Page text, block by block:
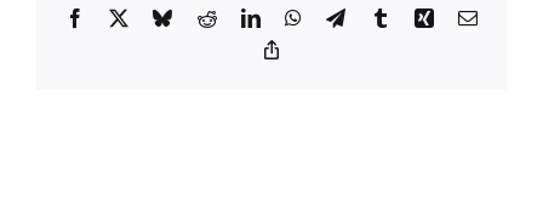
Facebook BlueskyRedditLinkedInWhatsApp
TelegramTumblrXing E-